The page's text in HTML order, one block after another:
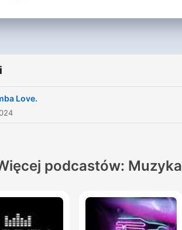
Love.
podcastów: Muzyka